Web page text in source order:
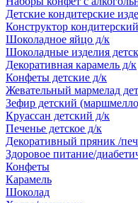
Детские кондитерские
Конструктор
Шоколадное яйцо д/к
Шоколадные изделия
Декоративная карамель д/к
Конфеты детские д/к
Жевательный мармелад
Зефир детский
Круассан детский д/к
Печенье детское д/к
Декоративный пряник /
Здоровое питание/
Конфеты
Карамель
Шоколад